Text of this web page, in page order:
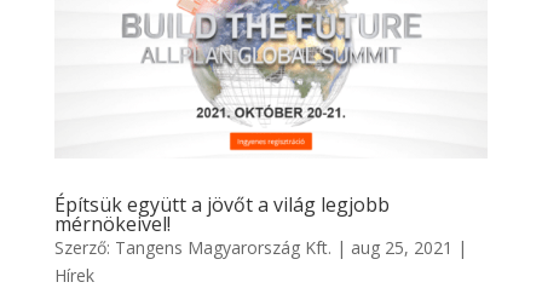
Építsük együtt a jövőt a világ legjobb
mérnökeivel!
Szerző: Tangens Magyarország Kft. | aug 25, 2021 |
Hírek